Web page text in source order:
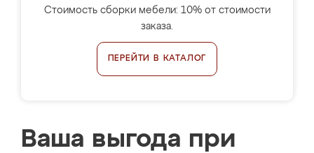
Стоимость сборки мебели: 10% от стоимости
заказа.
ПЕРЕЙТИ В КАТАЛОГ
Ваша выгода при